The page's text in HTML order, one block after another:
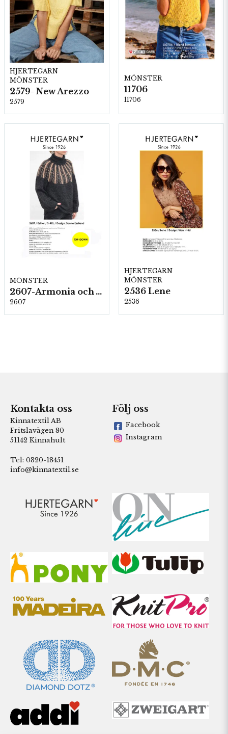
HJERTEGARN
MÖNSTER
2579- New Arezzo
2579
MÖNSTER
11706
11706
MÖNSTER
2607-Armonia och Alpaca 400
2607
HJERTEGARN
MÖNSTER
2536 Lene
2536
Kontakta oss
Kinnatextil AB
Fritslavägen 80
51142 Kinnahult
Tel: 0320-18451
info@kinnatextil.se
Följ oss
Facebook
Instagram